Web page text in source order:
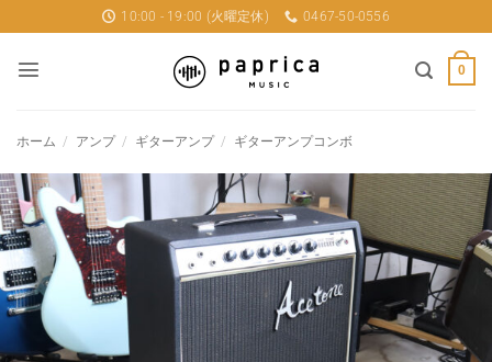
to
content
10:00 - 19:00 (火曜定休) 0467-50-0556
0
ホーム / アンプ / ギターアンプ / ギターアンプコンボ